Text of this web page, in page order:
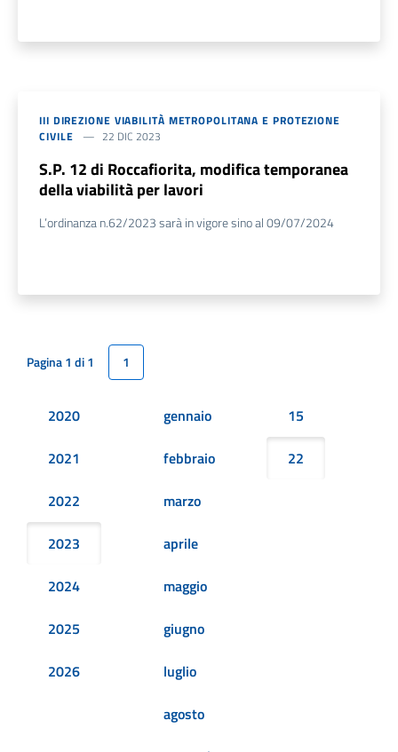
III DIREZIONE VIABILITÀ METROPOLITANA E PROTEZIONE
CIVILE
22 DIC 2023
S.P. 12 di Roccafiorita, modifica temporanea
della viabilità per lavori
L’ordinanza n.62/2023 sarà in vigore sino al 09/07/2024
Pagina 1 di 1 1
2020
2021
2022
2023
2024
2025
2026
gennaio
febbraio
marzo
aprile
maggio
giugno
luglio
agosto
15
22